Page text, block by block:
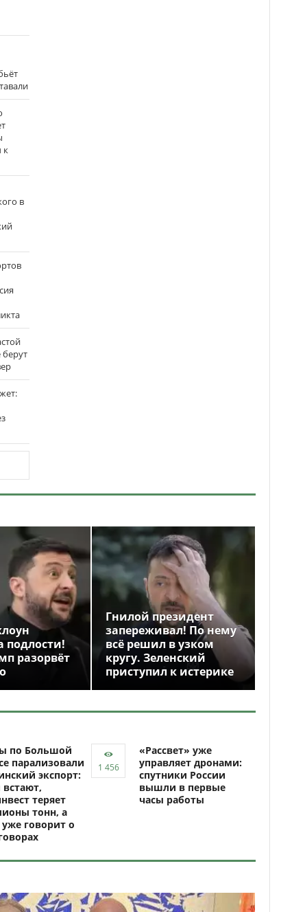
к
в
берут
подлости!
разорвёт
Гнилой президент
запереживал! По нему
всё решил в узком
кругу. Зеленский
приступил к истерике
по Большой
парализовали
экспорт:
теряет
тонн, а
говорит о
«Рассвет» уже
управляет дронами:
спутники России
вышли в первые
часы работы